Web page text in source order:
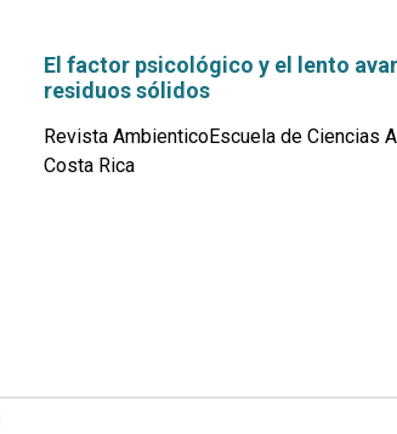
El factor psicológico y el lento
residuos sólidos
Revista AmbienticoEscuela de Ciencias
Costa Rica